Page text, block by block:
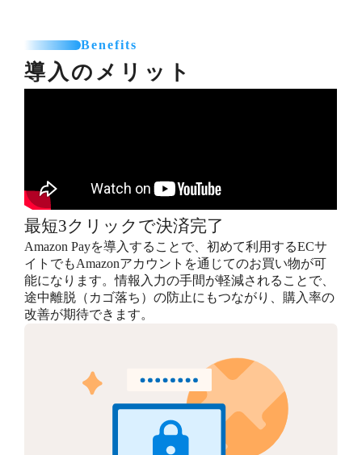
Benefits
導入のメリット
最短3クリックで決済完了
Amazon Payを導入することで、初めて利用するECサ
イトでもAmazonアカウントを通じてのお買い物が可
能になります。情報入力の手間が軽減されることで、
途中離脱（カゴ落ち）の防止にもつながり、購入率の
改善が期待できます。